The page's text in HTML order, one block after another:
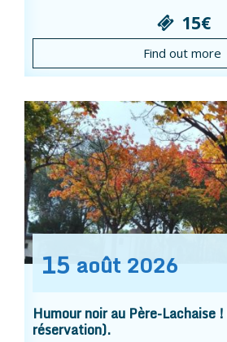
15€
Find out more
15 août 2026
Humour noir au Père-Lachaise
réservation).